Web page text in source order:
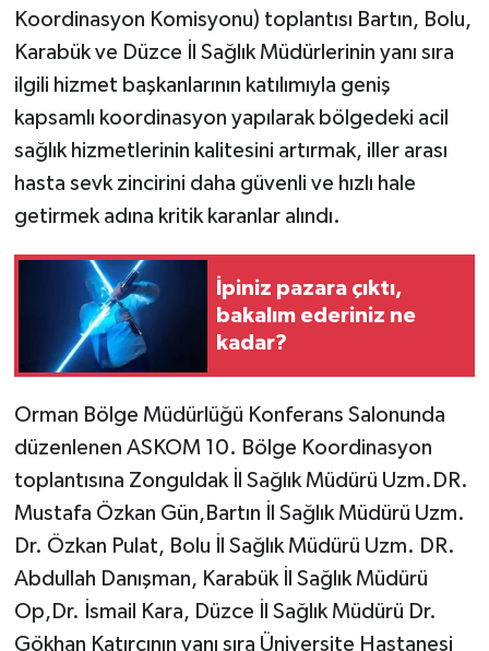
Koordinasyon Komisyonu) toplantısı Bartın, Bolu,
Karabük ve Düzce İl Sağlık Müdürlerinin yanı sıra
ilgili hizmet başkanlarının katılımıyla geniş
kapsamlı koordinasyon yapılarak bölgedeki acil
sağlık hizmetlerinin kalitesini artırmak, iller arası
hasta sevk zincirini daha güvenli ve hızlı hale
getirmek adına kritik karanlar alındı.
İpiniz pazara çıktı,
bakalım ederiniz ne
kadar?
Orman Bölge Müdürlüğü Konferans Salonunda
düzenlenen ASKOM 10. Bölge Koordinasyon
toplantısına Zonguldak İl Sağlık Müdürü Uzm.DR.
Mustafa Özkan Gün,Bartın İl Sağlık Müdürü Uzm.
Dr. Özkan Pulat, Bolu İl Sağlık Müdürü ​Uzm. DR.
Abdullah Danışman, Karabük İl Sağlık Müdürü
Op,Dr. İsmail Kara, Düzce İl Sağlık Müdürü Dr.
Gökhan Katırcının yanı sıra Üniversite Hastanesi